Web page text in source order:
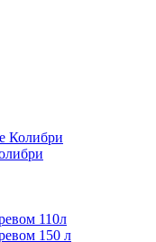
Колибри
110л
150 л